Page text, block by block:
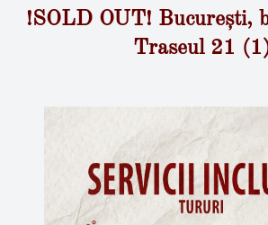
!SOLD OUT! București,
Traseul 21